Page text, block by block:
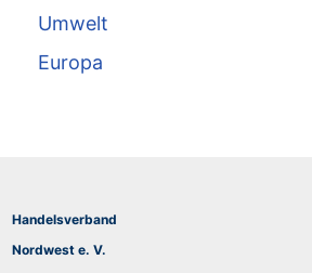
Umwelt
Europa
Handelsverband
Nordwest e. V.